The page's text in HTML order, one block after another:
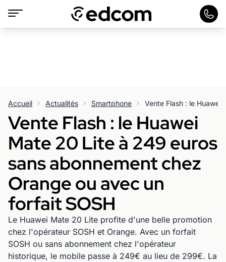
Accueil Actualités Smartphone
Vente Flash : le Huawei
Mate 20 Lite à 249 euros
sans abonnement chez
Orange ou avec un
forfait SOSH
Le Huawei Mate 20 Lite profite d'une belle promotion
chez l'opérateur SOSH et Orange. Avec un forfait
SOSH ou sans abonnement chez l'opérateur
historique, le mobile passe à 249€ au lieu de 299€. La